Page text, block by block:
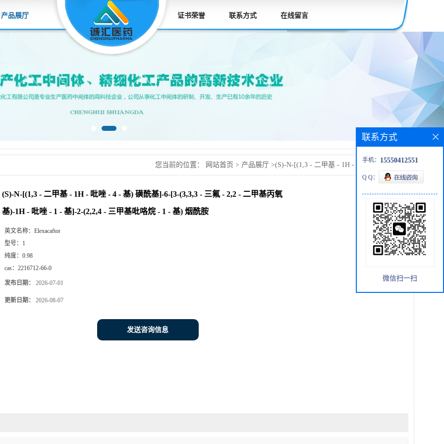
产品展厅 证书荣誉 联系方式 在线留言
您当前的位置： 网站首页 > 产品展厅 >(S)-N-[(1,3 - 二甲基 - 1H - 吡唑 - 4 - 基)
磺酰基]-6-[3-(3,3,3 - 三氟 - 2,2 - 二甲基丙氧基)-1H - 吡唑 - 1 - 基]-2-(2,2,4 - 三甲
(S)-N-[(1,3 - 二甲基 - 1H - 吡唑 - 4 - 基) 磺酰基]-6-[3-(3,3,3 - 三氟 - 2,2 - 二甲基丙氧
基)-1H - 吡唑 - 1 - 基]-2-(2,2,4 - 三甲基吡咯烷 - 1 - 基) 烟酰胺
英文名称： Elexacaftor
型号： 1
纯度： 0.98
cas： 2216712-66-0
发布日期： 2026-07-01
更新日期： 2026-08-07
发送咨询信息
联系方式
手机： 15550412551
Q Q：
微信扫一扫